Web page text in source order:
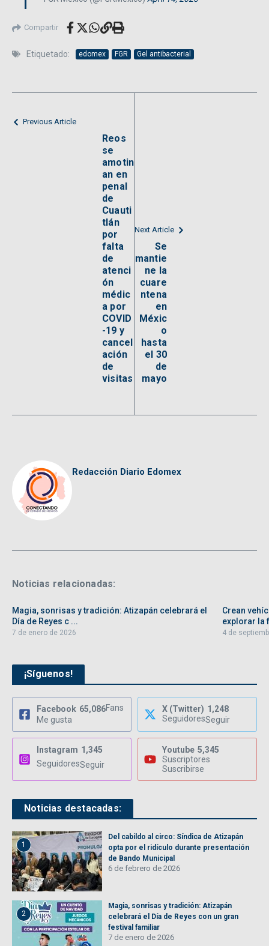
Compartir
Etiquetado: edomex FGR Gel antibacterial
Previous Article
Reos
se
amotin
an en
penal
de
Cuauti
tlán
por
falta
de
atenci
ón
médic
a por
COVID
-19 y
cancel
ación
de
visitas
Next Article
Se
mantie
ne la
cuare
ntena
en
Méxic
o
hasta
el 30
de
mayo
Redacción Diario Edomex
Noticias relacionadas:
Magia, sonrisas y tradición: Atizapán celebrará el
Día de Reyes c ...
7 de enero de 2026
Crean
explorar la
4 de
¡Síguenos!
Facebook 65,086Fans
Me gusta
X (Twitter) 1,248
SeguidoresSeguir
Instagram 1,345
SeguidoresSeguir
Youtube 5,345
Suscriptores
Suscribirse
Noticias destacadas:
1
Del cabildo al circo: Síndica de Atizapán
opta por el ridículo durante presentación
de Bando Municipal
6 de febrero de 2026
2
Magia, sonrisas y tradición: Atizapán
celebrará el Día de Reyes con un gran
festival familiar
7 de enero de 2026